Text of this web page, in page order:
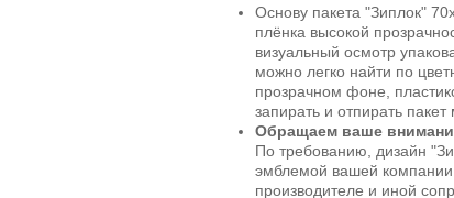
Основу пакета "Зиплок"
плёнка высокой
визуальный осмотр
можно легко найти по
прозрачном фоне,
запирать и отпирать пакет
Обращаем ваше
По требованию, дизайн
эмблемой вашей
производителе и иной